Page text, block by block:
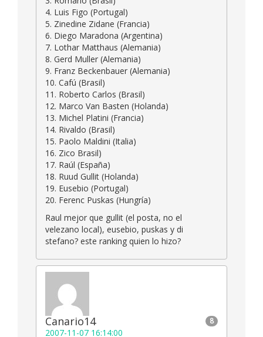
4. Luis Figo (Portugal)
5. Zinedine Zidane (Francia)
6. Diego Maradona (Argentina)
7. Lothar Matthaus (Alemania)
8. Gerd Muller (Alemania)
9. Franz Beckenbauer (Alemania)
10. Cafú (Brasil)
11. Roberto Carlos (Brasil)
12. Marco Van Basten (Holanda)
13. Michel Platini (Francia)
14. Rivaldo (Brasil)
15. Paolo Maldini (Italia)
16. Zico Brasil)
17. Raúl (España)
18. Ruud Gullit (Holanda)
19. Eusebio (Portugal)
20. Ferenc Puskas (Hungría)
Raul mejor que gullit (el posta, no el
velezano local), eusebio, puskas y di
stefano? este ranking quien lo hizo?
8
Canario14
2007-11-07 16:14:00